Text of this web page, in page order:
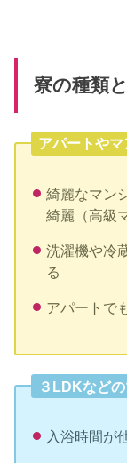
寮の種類
アパートや
綺麗なマン
綺麗（高級
洗濯機や冷
る
アパートで
３LDKなど
入浴時間が